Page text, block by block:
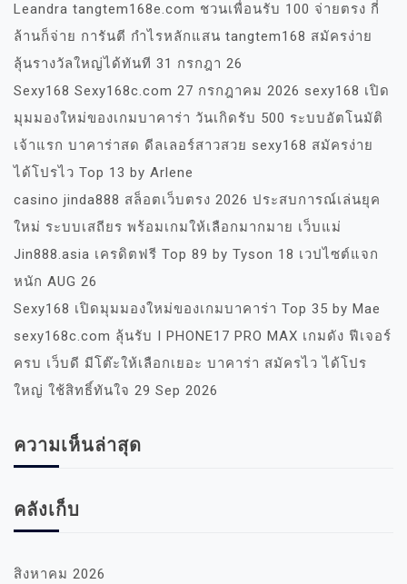
Leandra tangtem168e.com ชวนเพื่อนรับ 100 จ่ายตรง กี่
ล้านก็จ่าย การันตี กำไรหลักแสน tangtem168 สมัครง่าย
ลุ้นรางวัลใหญ่ได้ทันที 31 กรกฎา 26
Sexy168 Sexy168c.com 27 กรกฎาคม 2026 sexy168 เปิด
มุมมองใหม่ของเกมบาคาร่า วันเกิดรับ 500 ระบบอัตโนมัติ
เจ้าแรก บาคาร่าสด ดีลเลอร์สาวสวย sexy168 สมัครง่าย
ได้โปรไว Top 13 by Arlene
casino jinda888 สล็อตเว็บตรง 2026 ประสบการณ์เล่นยุค
ใหม่ ระบบเสถียร พร้อมเกมให้เลือกมากมาย เว็บแม่
Jin888.asia เครดิตฟรี Top 89 by Tyson 18 เวปไซต์แจก
หนัก AUG 26
Sexy168 เปิดมุมมองใหม่ของเกมบาคาร่า Top 35 by Mae
sexy168c.com ลุ้นรับ I PHONE17 PRO MAX เกมดัง ฟีเจอร์
ครบ เว็บดี มีโต๊ะให้เลือกเยอะ บาคาร่า สมัครไว ได้โปร
ใหญ่ ใช้สิทธิ์ทันใจ 29 Sep 2026
ความเห็นล่าสุด
คลังเก็บ
สิงหาคม 2026